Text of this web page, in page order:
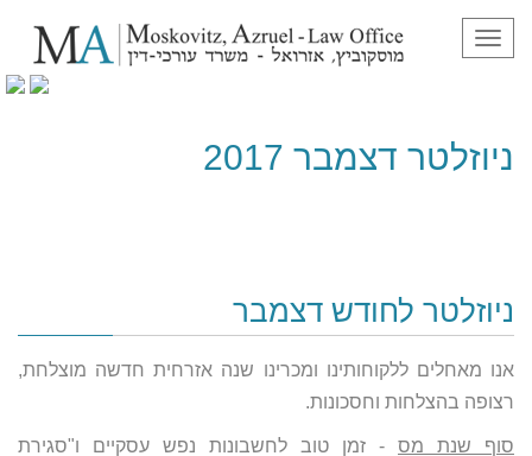
תפריט
ניוזלטר דצמבר 2017
ניוזלטר דצמבר 2017
ניוזלטר לחודש דצמבר
אנו מאחלים ללקוחותינו ומכרינו שנה אזרחית חדשה מוצלחת,
רצופה בהצלחות וחסכונות.
סוף שנת מס - זמן טוב לחשבונות נפש עסקיים ו"סגירת